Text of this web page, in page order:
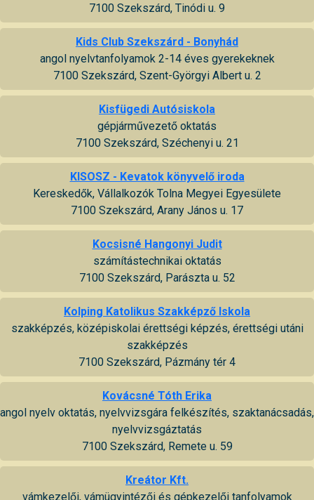
7100 Szekszárd, Tinódi u. 9
Kids Club Szekszárd - Bonyhád
angol nyelvtanfolyamok 2-14 éves gyerekeknek
7100 Szekszárd, Szent-Györgyi Albert u. 2
Kisfügedi Autósiskola
gépjárművezető oktatás
7100 Szekszárd, Széchenyi u. 21
KISOSZ - Kevatok könyvelő iroda
Kereskedők, Vállalkozók Tolna Megyei Egyesülete
7100 Szekszárd, Arany János u. 17
Kocsisné Hangonyi Judit
számítástechnikai oktatás
7100 Szekszárd, Parászta u. 52
Kolping Katolikus Szakképző Iskola
szakképzés, középiskolai érettségi képzés, érettségi utáni
szakképzés
7100 Szekszárd, Pázmány tér 4
Kovácsné Tóth Erika
angol nyelv oktatás, nyelvvizsgára felkészítés, szaktanácsadás,
nyelvvizsgáztatás
7100 Szekszárd, Remete u. 59
Kreátor Kft.
vámkezelői, vámügyintézői és gépkezelői tanfolyamok